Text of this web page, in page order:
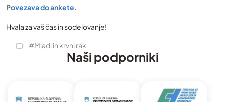
Povezava do ankete.
Hvala za vaš čas in sodelovanje!
#Mladi in krvni rak
Naši podporniki